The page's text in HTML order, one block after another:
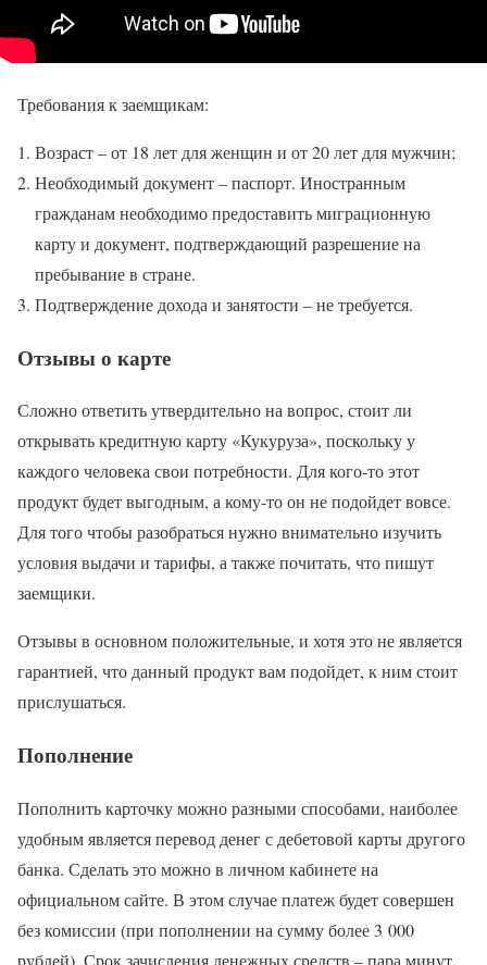
Требования к заемщикам:
Возраст – от 18 лет для женщин и от 20 лет для мужчин;
Необходимый документ – паспорт. Иностранным
гражданам необходимо предоставить миграционную
карту и документ, подтверждающий разрешение на
пребывание в стране.
Подтверждение дохода и занятости – не требуется.
Отзывы о карте
Сложно ответить утвердительно на вопрос, стоит ли
открывать кредитную карту «Кукуруза», поскольку у
каждого человека свои потребности. Для кого-то этот
продукт будет выгодным, а кому-то он не подойдет вовсе.
Для того чтобы разобраться нужно внимательно изучить
условия выдачи и тарифы, а также почитать, что пишут
заемщики.
Отзывы в основном положительные, и хотя это не является
гарантией, что данный продукт вам подойдет, к ним стоит
прислушаться.
Пополнение
Пополнить карточку можно разными способами, наиболее
удобным является перевод денег с дебетовой карты другого
банка. Сделать это можно в личном кабинете на
официальном сайте. В этом случае платеж будет совершен
без комиссии (при пополнении на сумму более 3 000
рублей). Срок зачисления денежных средств – пара минут.